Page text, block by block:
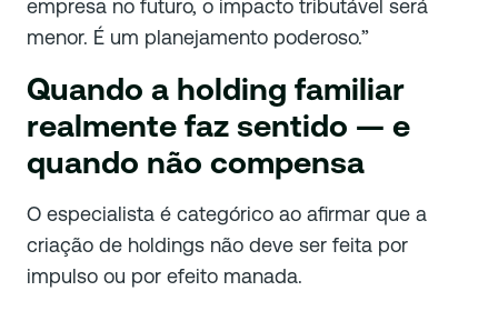
empresa no futuro, o impacto tributável será
menor. É um planejamento poderoso.”
Quando a holding familiar
realmente faz sentido — e
quando não compensa
O especialista é categórico ao afirmar que a
criação de holdings não deve ser feita por
impulso ou por efeito manada.